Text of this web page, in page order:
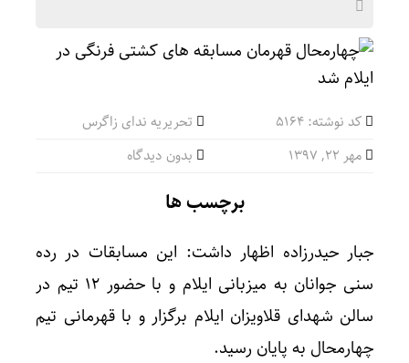
کد نوشته: 5164
تحریریه ندای زاگرس
مهر ۲۲, ۱۳۹۷
بدون دیدگاه
برچسب ها
جبار حیدرزاده اظهار داشت: این مسابقات در رده
سنی جوانان به میزبانی ایلام و با حضور ۱۲ تیم در
سالن شهدای قلاویزان ایلام برگزار و با قهرمانی تیم
چهارمحال به پایان رسید.